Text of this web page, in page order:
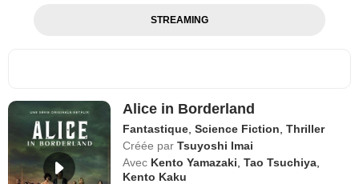
STREAMING
Alice in Borderland
Fantastique ,Science Fiction ,Thriller
Créée par Tsuyoshi Imai
Avec Kento Yamazaki ,Tao Tsuchiya
Kento Kaku